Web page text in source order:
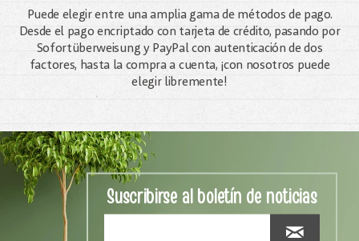
Puede elegir entre una amplia gama de métodos de pago.
Desde el pago encriptado con tarjeta de crédito, pasando por
Sofortüberweisung y PayPal con autenticación de dos
factores, hasta la compra a cuenta, ¡con nosotros puede
elegir libremente!
Suscribirse al boletín de noticias